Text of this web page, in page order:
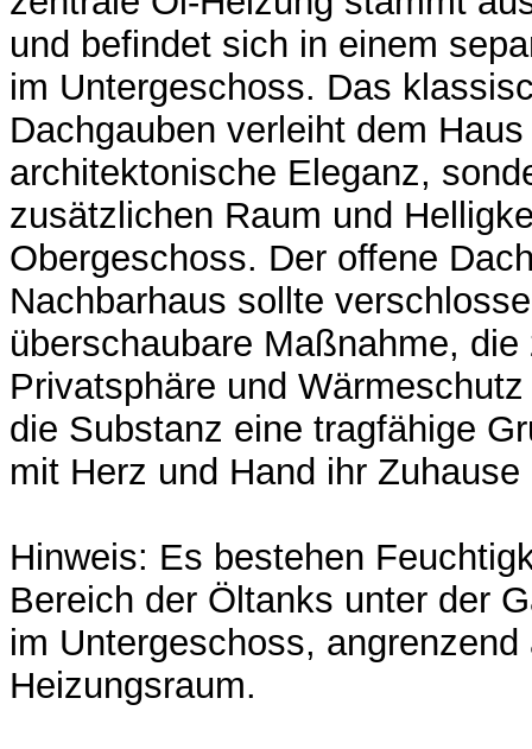
und befindet sich in einem
im Untergeschoss. Das
Dachgauben verleiht dem
architektonische Eleganz,
zusätzlichen Raum und
Obergeschoss. Der offene
Nachbarhaus sollte
überschaubare Maßnahme,
Privatsphäre und
die Substanz eine tragfähige
mit Herz und Hand ihr
Hinweis: Es bestehen
Bereich der Öltanks unter der
im Untergeschoss, angrenzend
Heizungsraum.